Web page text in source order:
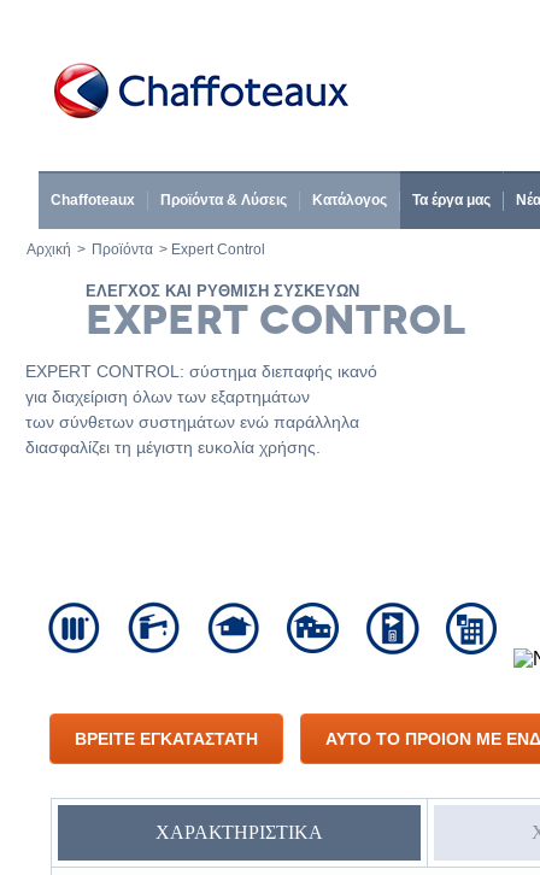
Chaffoteaux Προϊόντα & Λύσεις Κατάλογος Τα έργα μας Νέα
Αρχική > Προϊόντα > Expert Control
ΕΛΕΓΧΟΣ ΚΑΙ ΡΥΘΜΙΣΗ ΣΥΣΚΕΥΩΝ
EXPERT CONTROL
EXPERT CONTROL: σύστηµα διεπαφής ικανό
για διαχείριση όλων των εξαρτηµάτων
των σύνθετων συστηµάτων ενώ παράλληλα
διασφαλίζει τη µέγιστη ευκολία χρήσης.
ΒΡΕΙΤΕ ΕΓΚΑΤΑΣΤΑΤΗ ΑΥΤΟ ΤΟ ΠΡΟΙΟΝ ΜΕ
ΧΑΡΑΚΤΗΡΙΣΤΙΚΑ